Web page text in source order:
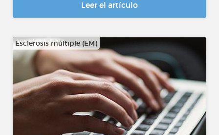
Leer el artículo
Esclerosis múltiple (EM)